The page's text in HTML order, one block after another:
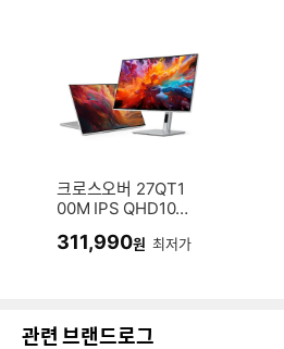
크로스오버 27QT1
00M IPS QHD100
리덤스탠드 애플망
311,990원 최저가
관련 브랜드로그